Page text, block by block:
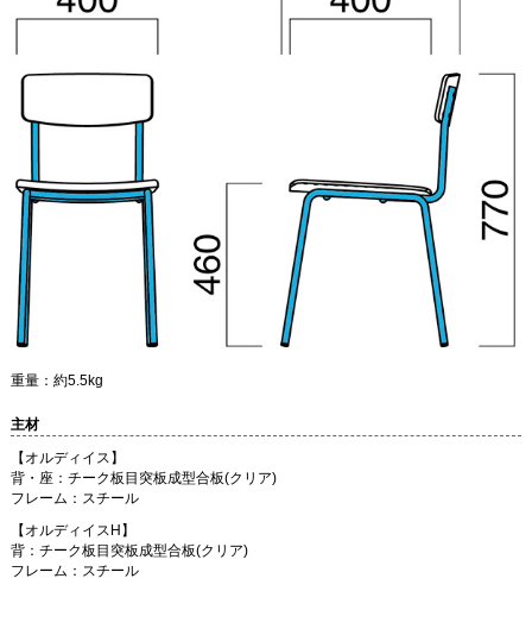
重量：約5.5kg
主材
【オルディイス】
背・座：チーク板目突板成型合板(クリア)
フレーム：スチール
【オルディイスH】
背：チーク板目突板成型合板(クリア)
フレーム：スチール